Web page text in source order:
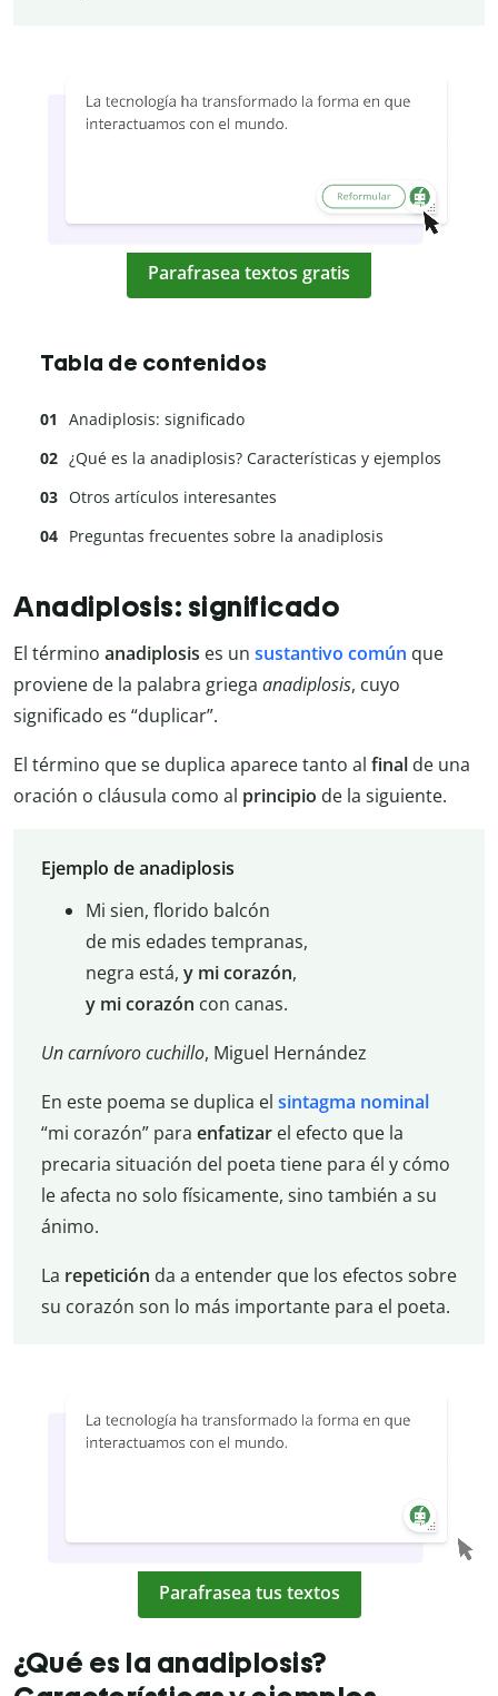
Parafrasea textos gratis
Tabla de contenidos
Anadiplosis: significado
¿Qué es la anadiplosis? Características y ejemplos
Otros artículos interesantes
Preguntas frecuentes sobre la anadiplosis
Anadiplosis: significado
El término anadiplosis es un sustantivo común que
proviene de la palabra griega anadiplosis, cuyo
significado es “duplicar”.
El término que se duplica aparece tanto al final de una
oración o cláusula como al principio de la siguiente.
Ejemplo de anadiplosis
Mi sien, florido balcón
de mis edades tempranas,
negra está, y mi corazón,
y mi corazón con canas.
Un carnívoro cuchillo, Miguel Hernández
En este poema se duplica el sintagma nominal
“mi corazón” para enfatizarel efecto que la
precaria situación del poeta tiene para él y cómo
le afecta no solo físicamente, sino también a su
ánimo.
La repetición da a entender que los efectos sobre
su corazón son lo más importante para el poeta.
Parafrasea tus textos
¿Qué es la anadiplosis?